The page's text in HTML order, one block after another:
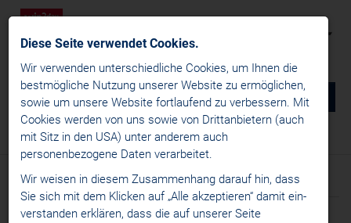
0 DE
NEWS
win2day ICE Hockey League
Liganews
News / News / Liganews
Text Bilder
Diese Seite verwendet Cookies.
Wir verwenden unterschiedliche Cookies, um Ihnen die
best­mögliche Nutzung unserer Website zu ermöglichen,
sowie um unsere Website fortlaufend zu verbessern. Mit
Cookies werden von uns sowie von Drittanbietern (auch
mit Sitz in den USA) unter anderem auch
personenbezogene Daten verarbeitet.
Wir weisen in diesem Zusammenhang darauf hin, dass
Sie sich mit dem Klicken auf „Alle akzeptieren“ damit ein­
ver­standen erklären, dass die auf unserer Seite